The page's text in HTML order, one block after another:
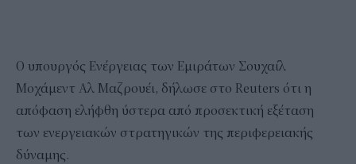
Ο υπουργός Ενέργειας των Εμιράτων Σουχαίλ
Μοχάμεντ Αλ Μαζρουέι, δήλωσε στο Reuters ότι η
απόφαση ελήφθη ύστερα από προσεκτική εξέταση
των ενεργειακών στρατηγικών της περιφερειακής
δύναμης.